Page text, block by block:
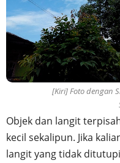
[Kiri] Foto dengan
Objek dan langit
kecil sekalipun. Jika
langit yang tidak